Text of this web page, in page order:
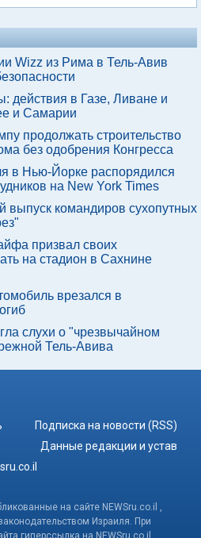
Wizz из Рима в Тель-Авив
действия в Газе, Ливане и
и Самарии
продолжать строительство
без одобрения Конгресса
в Нью-Йорке распорядился
на New York Times
выпуск командиров сухопутных
призвал своих
на стадион в Сахнине
врезался в
слухи о "чрезвычайном
Тель-Авива
Подписка на новости (RSS)
Данные редакции и устав
на сайте NEWSru.co.il ,
Израиля. При
гиперссылка на NEWSru.co.il